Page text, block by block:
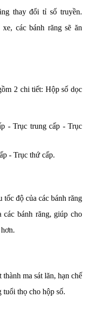
thay đổi tỉ số truyền.
các bánh răng sẽ ăn
2 chi tiết: Hộp số dọc
- Trục trung cấp - Trục
- Trục thứ cấp.
độ của các bánh răng
bánh răng, giúp cho
ma sát lăn, hạn chế
tuổi thọ cho hộp số.